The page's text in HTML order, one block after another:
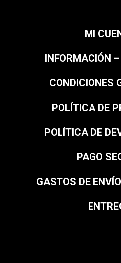
MI
INFORMACIÓN
CONDICIONES
POLÍTICA DE
POLÍTICA DE
PAGO
GASTOS DE